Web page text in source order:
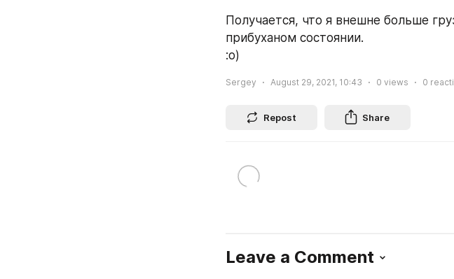
Получается, что я внешне больше
прибуханом состоянии.
:о)
Sergey August 29, 2021, 10:43 0 views 0
Repost Share
Leave a Comment